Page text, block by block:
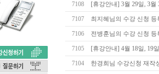
7108 [휴강안내] 3월 29일, 3
7107 최지혜님의 수강 신청
7106 전병훈님의 수강 신청
7105 [휴강안내] 4월 18일, 19
7104 한경희님 수강신청 재작